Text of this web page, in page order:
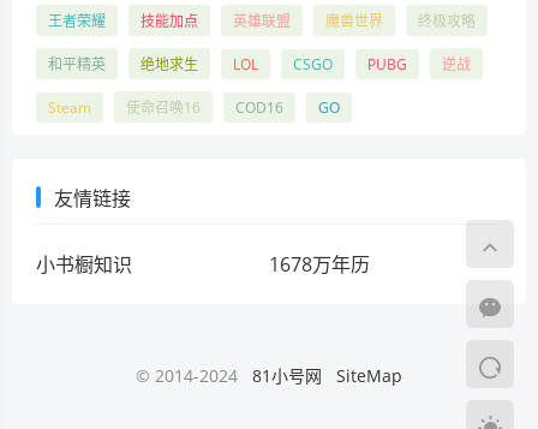
王者荣耀 技能加点 英雄联盟 魔兽世界 终极攻略
和平精英 绝地求生 LOL CSGO PUBG 逆战
Steam 使命召唤16 COD16 GO
友情链接
小书橱知识 1678万年历
© 2014-2024 81小号网 SiteMap